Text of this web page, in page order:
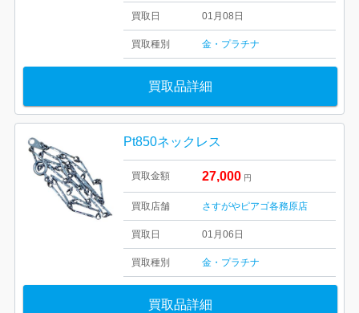
買取日 01月08日
買取種別 金・プラチナ
買取品詳細
Pt850ネックレス
買取金額 27,000 円
買取店舗 さすがやピアゴ各務原店
買取日 01月06日
買取種別 金・プラチナ
買取品詳細